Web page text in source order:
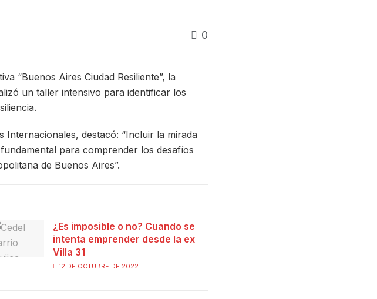
0
“Buenos Aires Ciudad Resiliente”, la
un taller intensivo para identificar los
Internacionales, destacó: “Incluir la mirada
para comprender los desafíos
de Buenos Aires”.
¿Es imposible o no? Cuando se
intenta emprender desde la ex
Villa 31
12 DE OCTUBRE DE 2022